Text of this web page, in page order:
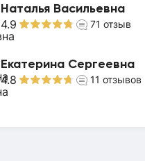
Наталья Васильевна
4.9 71 отзыв
Екатерина Сергеевна
4.8 11 отзывов